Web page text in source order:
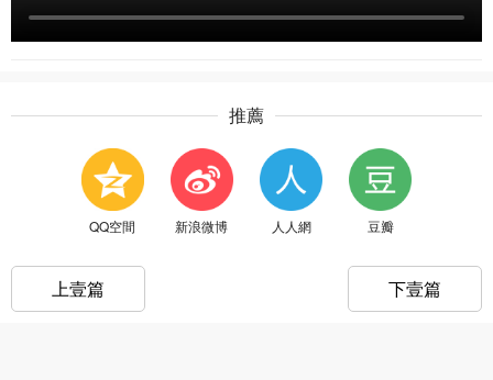
推薦
QQ空間 新浪微博 人人網 豆瓣
上壹篇 下壹篇